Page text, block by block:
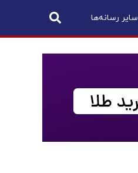
سایر رسانه‌ها